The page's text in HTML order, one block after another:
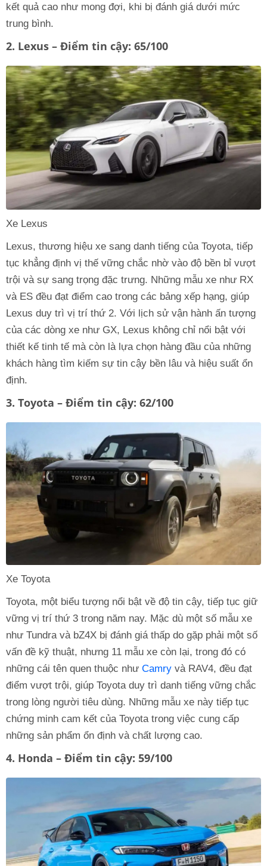
kết quả cao như mong đợi, khi bị đánh giá dưới mức
trung bình.
2. Lexus – Điểm tin cậy: 65/100
Xe Lexus
Lexus, thương hiệu xe sang danh tiếng của Toyota, tiếp
tục khẳng định vị thế vững chắc nhờ vào độ bền bỉ vượt
trội và sự sang trọng đặc trưng. Những mẫu xe như RX
và ES đều đạt điểm cao trong các bảng xếp hạng, giúp
Lexus duy trì vị trí thứ 2. Với lịch sử vận hành ấn tượng
của các dòng xe như GX, Lexus không chỉ nổi bật với
thiết kế tinh tế mà còn là lựa chọn hàng đầu của những
khách hàng tìm kiếm sự tin cậy bền lâu và hiệu suất ổn
định.
3. Toyota – Điểm tin cậy: 62/100
Xe Toyota
Toyota, một biểu tượng nổi bật về độ tin cậy, tiếp tục giữ
vững vị trí thứ 3 trong năm nay. Mặc dù một số mẫu xe
như Tundra và bZ4X bị đánh giá thấp do gặp phải một số
vấn đề kỹ thuật, nhưng 11 mẫu xe còn lại, trong đó có
những cái tên quen thuộc như Camry và RAV4, đều đạt
điểm vượt trội, giúp Toyota duy trì danh tiếng vững chắc
trong lòng người tiêu dùng. Những mẫu xe này tiếp tục
chứng minh cam kết của Toyota trong việc cung cấp
những sản phẩm ổn định và chất lượng cao.
4. Honda – Điểm tin cậy: 59/100